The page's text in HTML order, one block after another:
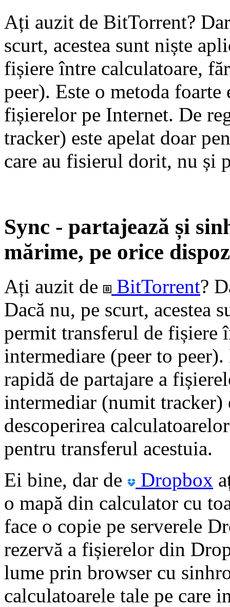
Ați auzit de BitTorrent?
scurt, acestea sunt niște
fișiere între calculatoare,
peer). Este o metoda
fișierelor pe Internet. De
tracker) este apelat doar
care au fisierul dorit, nu și
Sync - partajează și
mărime, pe orice
Ați auzit de BitTorrent?
Dacă nu, pe scurt, acestea
permit transferul de fișiere
intermediare (peer to
rapidă de partajare a
intermediar (numit tracker)
descoperirea
pentru transferul acestuia.
Ei bine, dar de
Dropbox
o mapă din calculator cu
face o copie pe serverele
rezervă a fișierelor din
lume prin browser cu
calculatoarele tale pe care